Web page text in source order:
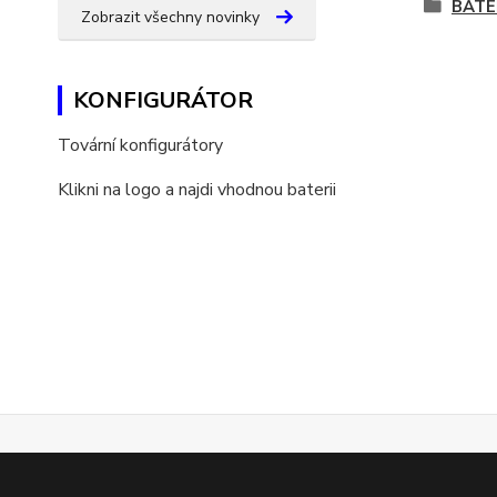
Zobrazit všechny novinky
KONFIGURÁTOR
Tovární konfigurátory
Klikni na logo a najdi vhodnou baterii